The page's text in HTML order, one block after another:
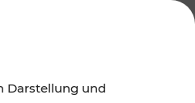
Darstellung und